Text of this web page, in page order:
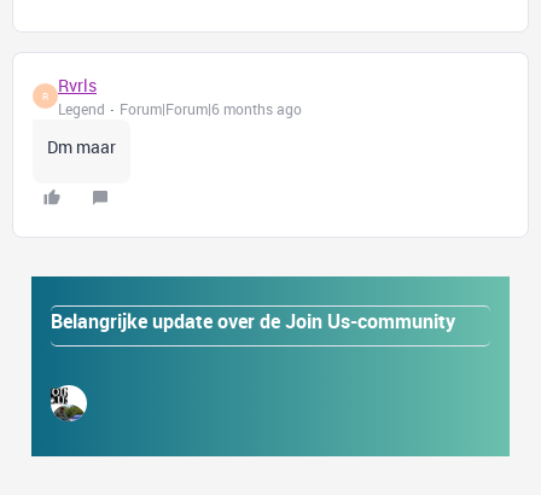
R Rvrls
Legend Forum|Forum|6 months ago
Dm maar
Belangrijke update over de Join Us-community